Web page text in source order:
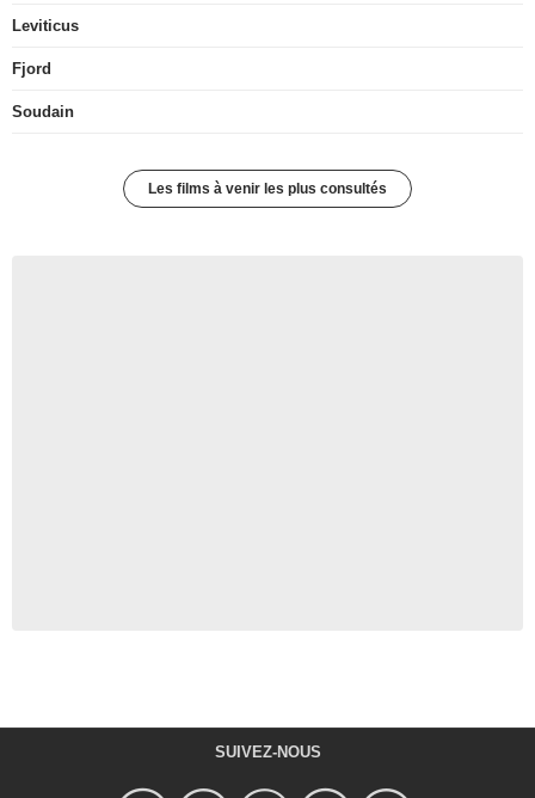
Leviticus
Fjord
Soudain
Les films à venir les plus consultés
SUIVEZ-NOUS